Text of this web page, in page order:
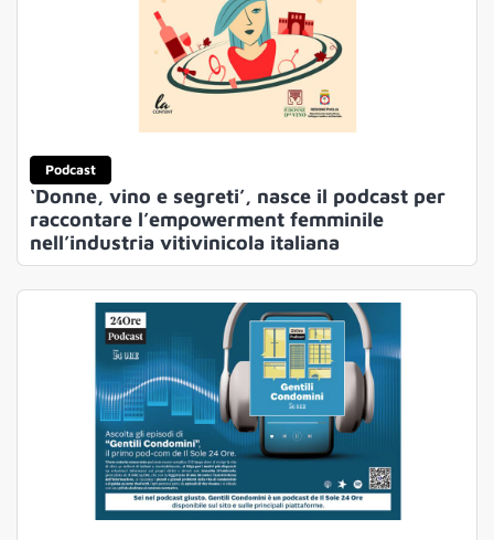
Podcast
‘Donne, vino e segreti’, nasce il podcast per
raccontare l’empowerment femminile
nell’industria vitivinicola italiana